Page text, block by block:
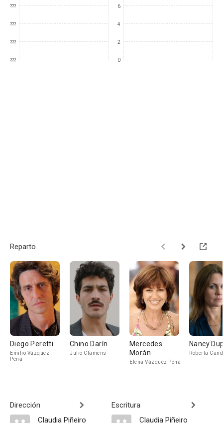
???
???
???
???
6
4
2
0
Reparto
Diego Peretti
Emilio Vázquez
Pena
Chino Darín
Julio Clamens
Mercedes
Morán
Elena Vázquez Pena
Nancy
Roberta
Dirección
Claudia Piñeiro
Escritura
Claudia Piñeiro